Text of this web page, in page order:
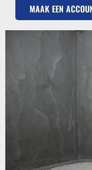
MAAK EEN